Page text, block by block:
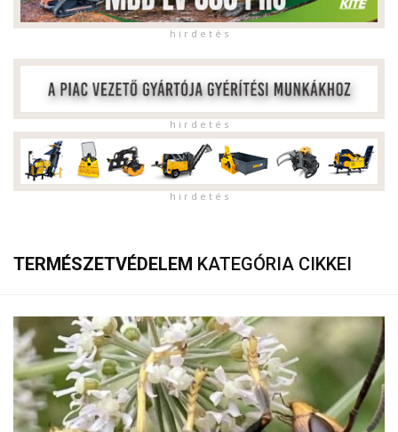
h i r d e t é s
h i r d e t é s
h i r d e t é s
TERMÉSZETVÉDELEM KATEGÓRIA CIKKEI